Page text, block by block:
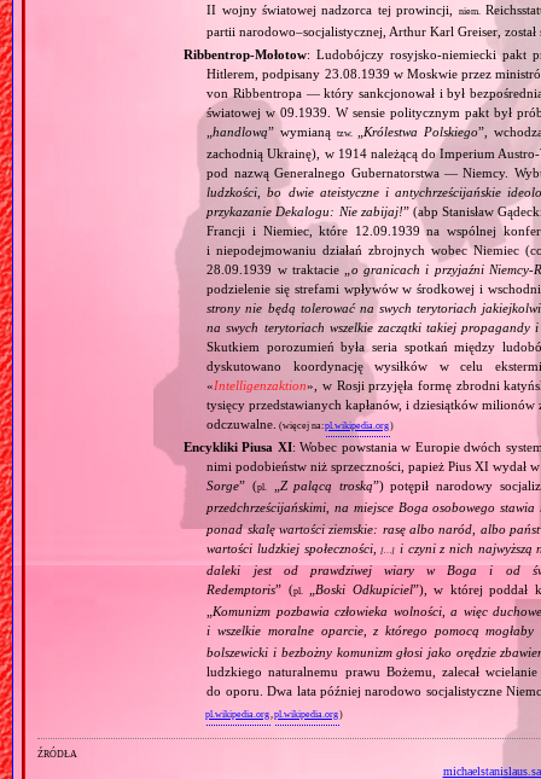
II wojny światowej nadzorca tej prowincji,
niem.
partii narodowo–socjalistycznej, Arthur Karl Greiser, został
Ribbentrop‐Mołotow: Ludobójczy rosyjsko‐niemiecki pakt
Hitlerem, podpisany 23.08.1939 w Moskwie przez
von Ribbentropa — który sankcjonował i był
światowej w 09.1939. W sensie politycznym pakt był
„handlową” wymianą tzw. Królestwa Polskiego”,
zachodnią Ukrainę), w 1914 należącą do Imperium
pod nazwą Generalnego Gubernatorstwa — Niemcy.
ludzkości, bo dwie ateistyczne i antychrześcijańskie
przykazanie Dekalogu: Nie zabijaj!” (abp Stanisław
Francji i Niemiec, które 12.09.1939 na wspólnej
i niepodejmowaniu działań zbrojnych wobec Niemiec
28.09.1939 w traktacie „ o granicach i przyjaźni
podzielenie się strefami wpływów w środkowej i
strony nie będą tolerować na swych terytoriach
na swych terytoriach wszelkie zaczątki takiej
Skutkiem porozumień była seria spotkań między
dyskutowano koordynację wysiłków w celu
«Intelligenzaktion», w Rosji przyjęła formę zbrodni
tysięcy przedstawianych kapłanów, i dziesiątków
odczuwalne. (więcej na:pl.wikipedia.org)
Encykliki Piusa XI: Wobec powstania w Europie dwóch
nimi podobieństw niż sprzeczności, papież Pius XI
Sorge” (pl. Z palącą troską”) potępił narodowy
przedchrześcijańskimi, na miejsce Boga osobowego
ponad skalę wartości ziemskie: rasę albo naród, albo
wartości ludzkiej społeczności,[…] i czyni z nich najwyższą
daleki jest od prawdziwej wiary w Boga i od
Redemptoris” (pl. Boski Odkupiciel”), w której poddał
Komunizm pozbawia człowieka wolności, a więc
i wszelkie moralne oparcie, z którego pomocą
bolszewicki i bezbożny komunizm głosi jako orędzie
ludzkiego naturalnemu prawu Bożemu, zalecał
do oporu. Dwa lata później narodowo socjalistyczne
pl.wikipedia.org,pl.wikipedia.org)
źródła